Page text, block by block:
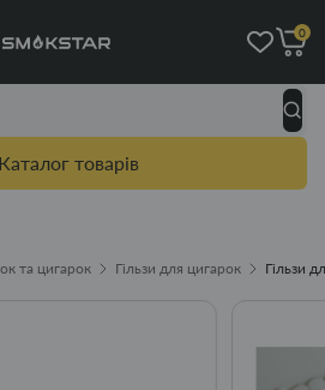
Каталог товарів
0
та цигарок Гільзи для цигарок Гільзи